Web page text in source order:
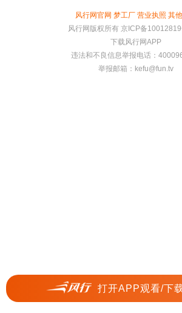
打开APP观看/下
风行网官网 梦工厂 营业执照 其
风行网版权所有 京ICP备
下载风行网APP
违法和不良信息举报电话：
举报邮箱： kefu@fun.tv